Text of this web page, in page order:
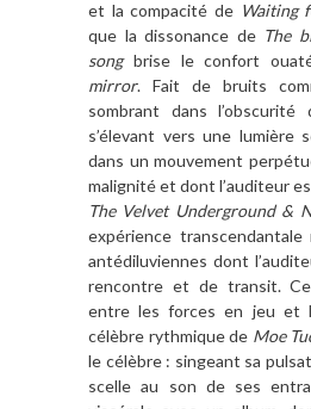
et la compacité de Waiting
que la dissonance de The
songbrise le confort
mirror. Fait de bruits
sombrant dans
s’élevant vers une lumière
dans un mouvement
malignité et dont l’auditeur
The Velvet Underground &
expérience
antédiluviennes dont
rencontre et de transit.
entre les forces en jeu et
célèbre rythmique de Moe
le célèbre : singeant sa
scelle au son de ses